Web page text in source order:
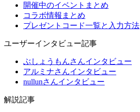
開催中のイベントまとめ
コラボ情報まとめ
プレゼントコード一覧と入力方法
ユーザーインタビュー記事
ぶしょうもんさんインタビュー
アルミナさんインタビュー
nullunさんインタビュー
解説記事